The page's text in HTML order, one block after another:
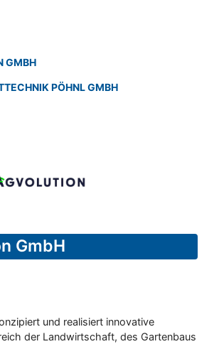
GMBH
PÖHNL GMBH
GmbH
und realisiert innovative
der Landwirtschaft, des Gartenbaus